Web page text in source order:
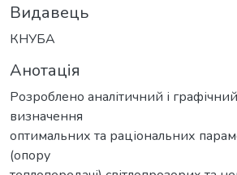
Видавець
КНУБА
Анотація
Розроблено аналітичний і
визначення
оптимальних та раціональних
(опору